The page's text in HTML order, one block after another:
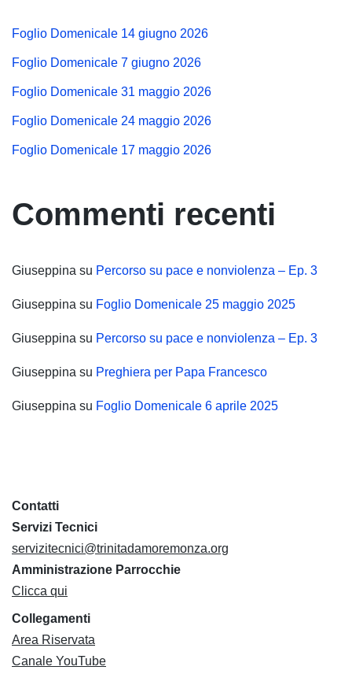
Foglio Domenicale 14 giugno 2026
Foglio Domenicale 7 giugno 2026
Foglio Domenicale 31 maggio 2026
Foglio Domenicale 24 maggio 2026
Foglio Domenicale 17 maggio 2026
Commenti recenti
Giuseppina su Percorso su pace e nonviolenza – Ep. 3
Giuseppina su Foglio Domenicale 25 maggio 2025
Giuseppina su Percorso su pace e nonviolenza – Ep. 3
Giuseppina su Preghiera per Papa Francesco
Giuseppina su Foglio Domenicale 6 aprile 2025
Contatti
Servizi Tecnici
servizitecnici@trinitadamoremonza.org
Amministrazione Parrocchie
Clicca qui
Collegamenti
Area Riservata
Canale YouTube